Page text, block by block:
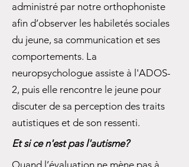
administré par notre orthophoniste
afin d’observer les habiletés sociales
du jeune, sa communication et ses
comportements. La
neuropsychologue assiste à l'ADOS-
2, puis elle rencontre le jeune pour
discuter de sa perception des traits
autistiques et de son ressenti.
Et si ce n'est pas l'autisme?
Quand l’évaluation ne mène pas à